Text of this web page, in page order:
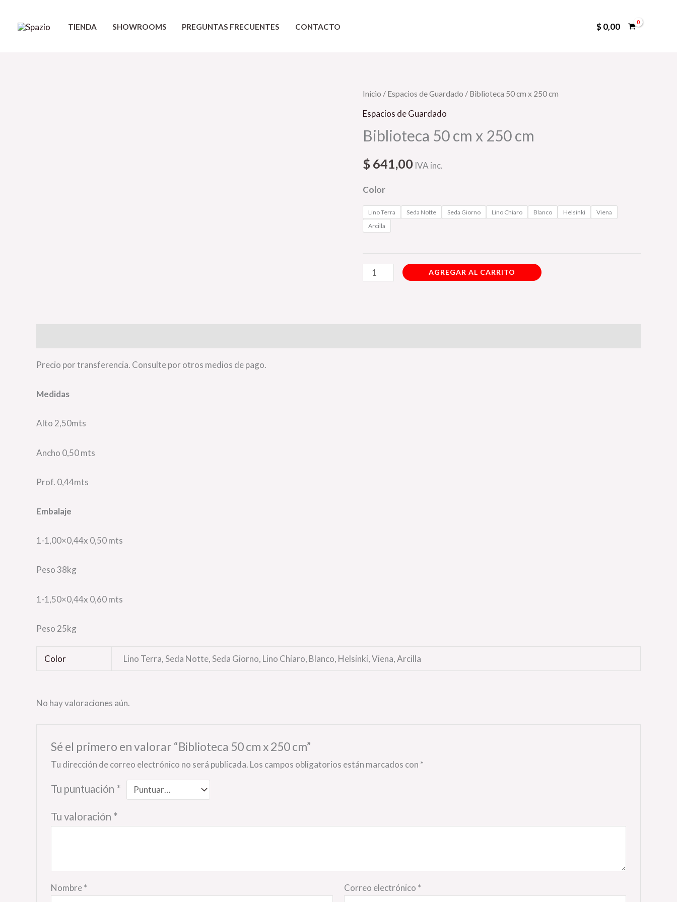
TIENDA SHOWROOMS PREGUNTAS FRECUENTES CONTACTO $0,00
Inicio / Espacios de Guardado / Biblioteca 50 cm x 250 cm
Espacios de Guardado
Biblioteca 50 cm x 250 cm
$ 641,00 IVA inc.
Color
Lino Terra Seda Notte Seda Giorno Lino Chiaro Blanco Helsinki
Viena
Arcilla
Biblioteca
50
x
250
cm
cantidad
AGREGAR AL CARRITO
Precio por transferencia. Consulte por otros medios de pago.
Medidas
Alto 2,50mts
Ancho 0,50 mts
Prof. 0,44mts
Embalaje
1-1,00×0,44x 0,50 mts
Peso 38kg
1-1,50×0,44x 0,60 mts
Peso 25kg
Color Lino Terra, Seda Notte, Seda Giorno, Lino Chiaro, Blanco, Helsinki, Viena, Arcilla
No hay valoraciones aún.
Sé el primero en valorar “Biblioteca 50 cm x 250 cm”
Tu dirección de correo electrónico no será publicada. Los campos obligatorios están marcados con *
Tu puntuación *
Tu valoración *
Nombre* Correo electrónico *